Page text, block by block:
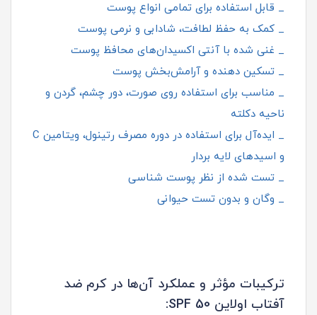
_ قابل استفاده برای تمامی انواع پوست
_ کمک به حفظ لطافت، شادابی و نرمی پوست
_ غنی شده با آنتی‌ اکسیدان‌های محافظ پوست
_ تسکین‌ دهنده و آرامش‌بخش پوست
_ مناسب برای استفاده روی صورت، دور چشم، گردن و
ناحیه دکلته
_ ایده‌آل برای استفاده در دوره مصرف رتینول، ویتامین C
و اسیدهای لایه‌ بردار
_ تست شده از نظر پوست‌ شناسی
_ وگان و بدون تست حیوانی
ترکیبات مؤثر و عملکرد آن‌ها در کرم ضد
آفتاب اولاین SPF 50: